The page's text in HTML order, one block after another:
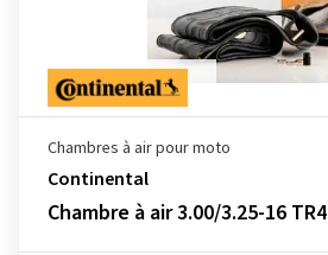
Chambres à air pour moto
Continental
Chambre à air 3.00/3.25-16 TR4